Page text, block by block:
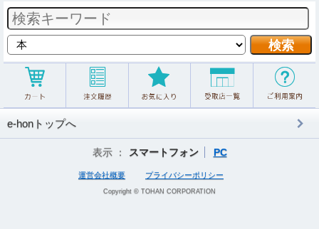
e-honトップへ
表示 ： スマートフォン PC
運営会社概要 プライバシーポリシー
Copyright © TOHAN CORPORATION